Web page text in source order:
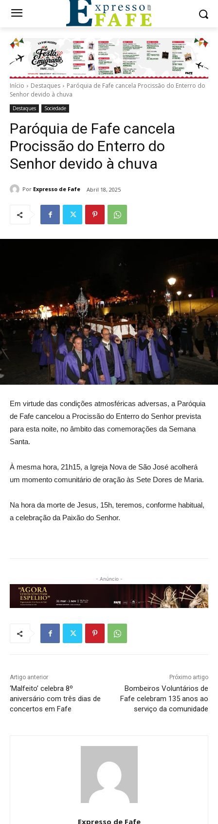
Início Destaques
Paróquia de Fafe cancela Procissão do Enterro do
Senhor devido à chuva
Destaques Sociedade
Paróquia de Fafe cancela
Procissão do Enterro do
Senhor devido à chuva
Por Expresso de Fafe Abril 18, 2025
Em virtude das condições atmosféricas adversas, a Paróquia
de Fafe cancelou a Procissão do Enterro do Senhor prevista
para esta noite, no âmbito das comemorações da Semana
Santa.
À mesma hora, 21h15, a Igreja Nova de São José acolherá
um momento comunitário de oração às Sete Dores de Maria.
Na hora da morte de Jesus, 15h, teremos, conforme habitual,
a celebração da Paixão do Senhor.
- Anúncio -
Artigo anterior
‘Malfeito’ celebra 8º
aniversário com três dias de
concertos em Fafe
Próximo artigo
Bombeiros Voluntários de
Fafe celebram 135 anos ao
serviço da comunidade
Expresso de Fafe